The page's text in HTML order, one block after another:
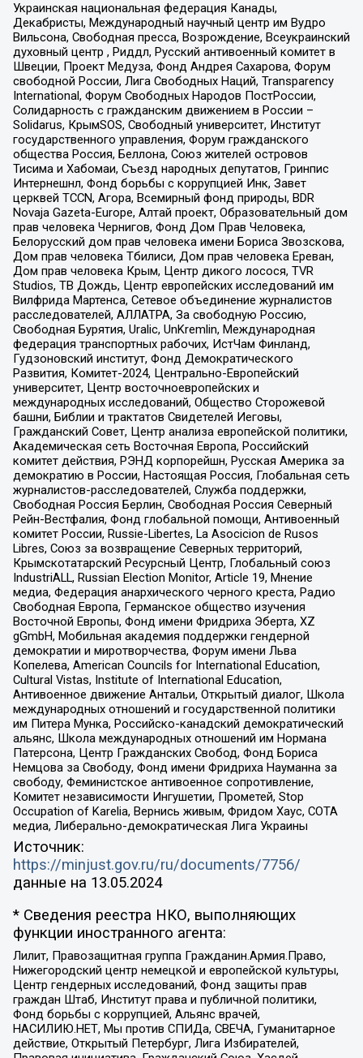
Украинская национальная федерация Канады,
Декабристы, Международный научный центр им Вудро
Вильсона, Свободная пресса, Возрождение, Всеукраинский
духовный центр , Риддл, Русский антивоенный комитет в
Швеции, Проект Медуза, Фонд Андрея Сахарова, Форум
свободной России, Лига Свободных Наций, Transparеncy
International, Форум Свободных Народов ПостРоссии,
Солидарность с гражданским движением в России –
Solidarus, КрымSOS, Свободный университет, Институт
государственного управления, Форум гражданского
общества Россия, Беллона, Союз жителей островов
Тисима и Хабомаи, Съезд народных депутатов, Гринпис
Интернешнл, Фонд борьбы с коррупцией Инк, Завет
церквей TCCN, Агора, Всемирный фонд природы, BDR
Novaja Gazeta-Europe, Алтай проект, Образовательный дом
прав человека Чернигов, Фонд Дом Прав Человека,
Белорусский дом прав человека имени Бориса Звозскова,
Дом прав человека Тбилиси, Дом прав человека Ереван,
Дом прав человека Крым, Центр дикого лосося, TVR
Studios, ТВ Дождь, Центр европейских исследований им
Вилфрида Мартенса, Сетевое объединение журналистов
расследователей, АЛЛАТРА, За свободную Россию,
Свободная Бурятия, Uralic, UnKremlin, Международная
федерация транспортных рабочих, ИстЧам Финланд,
Гудзоновский институт, Фонд Демократического
Развития, Комитет-2024, Центрально-Европейский
университет, Центр восточноевропейских и
международных исследований, Общество Сторожевой
башни, Библии и трактатов Свидетелей Иеговы,
Гражданский Совет, Центр анализа европейской политики,
Академическая сеть Восточная Европа, Российский
комитет действия, РЭНД корпорейшн, Русская Америка за
демократию в России, Настоящая Россия, Глобальная сеть
журналистов-расследователей, Служба поддержки,
Свободная Россия Берлин, Свободная Россия Северный
Рейн-Вестфалия, Фонд глобальной помощи, Антивоенный
комитет России, Russie-Libertes, La Asocicion de Rusos
Libres, Союз за возвращение Северных территорий,
Крымскотатарский Ресурсный Центр, Глобальный союз
IndustriALL, Russian Election Monitor, Article 19, Мнение
медиа, Федерация анархического черного креста, Радио
Свободная Европа, Германское общество изучения
Восточной Европы, Фонд имени Фридриха Эберта, XZ
gGmbH, Мобильная академия поддержки гендерной
демократии и миротворчества, Форум имени Льва
Копелева, American Councils for International Education,
Cultural Vistas, Institute of International Education,
Антивоенное движение Антальи, Открытый диалог, Школа
международных отношений и государственной политики
им Питера Мунка, Российско-канадский демократический
альянс, Школа международных отношений им Нормана
Патерсона, Центр Гражданских Свобод, Фонд Бориса
Немцова за Свободу, Фонд имени Фридриха Науманна за
свободу, Феминистское антивоенное сопротивление,
Комитет независимости Ингушетии, Прометей, Stop
Occupation of Karelia, Вернись живым, Фридом Хаус, СОТА
медиа, Либерально-демократическая Лига Украины
Источник:
https://minjust.gov.ru/ru/documents/7756/
данные на 13.05.2024
* Сведения реестра НКО, выполняющих
функции иностранного агента:
Лилит, Правозащитная группа Гражданин.Армия.Право,
Нижегородский центр немецкой и европейской культуры,
Центр гендерных исследований, Фонд защиты прав
граждан Штаб, Институт права и публичной политики,
Фонд борьбы с коррупцией, Альянс врачей,
НАСИЛИЮ.НЕТ, Мы против СПИДа, СВЕЧА, Гуманитарное
действие, Открытый Петербург, Лига Избирателей,